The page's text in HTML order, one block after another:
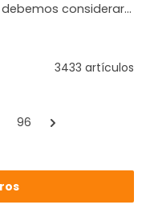
debemos considerar
saber que
de
una luz de
3433 artículos
96